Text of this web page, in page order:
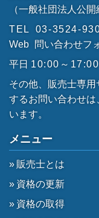
（一般社団法人公開
TEL
03-3524-
Web
問い合わせフ
平日 10:00～17:00
その他、販売士専
するお問い合わせ
います。
メニュー
販売士とは
資格の更新
資格の取得